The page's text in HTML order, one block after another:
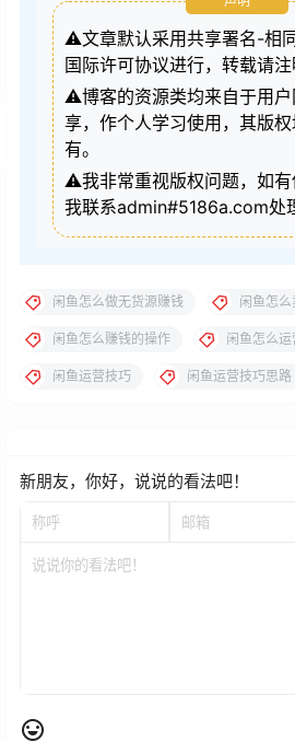
⚠️文章默认采用共享署名-相
国际许可协议进行，转载请注
⚠️博客的资源类均来自于用户
享，作个人学习使用，其版
有。
⚠️我非常重视版权问题，如有
我联系admin#5186a.com处
闲鱼怎么做无货源赚钱 闲鱼怎么
闲鱼怎么赚钱的操作 闲鱼怎么
闲鱼运营技巧 闲鱼运营技巧思路
新朋友，你好，说说的看法吧！